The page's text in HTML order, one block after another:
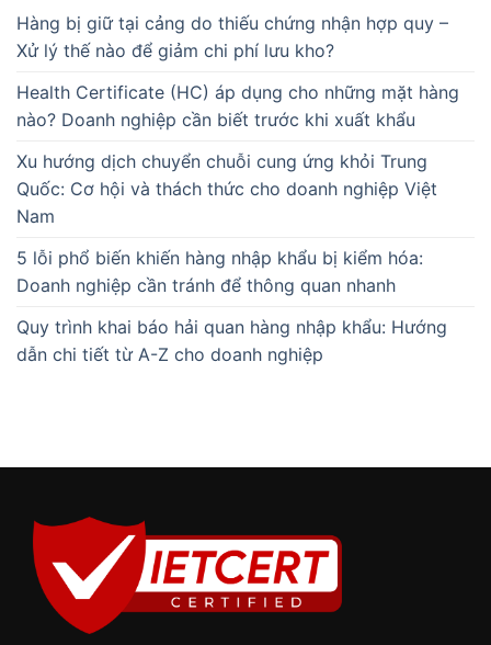
Hàng bị giữ tại cảng do thiếu chứng nhận hợp quy –
Xử lý thế nào để giảm chi phí lưu kho?
Health Certificate (HC) áp dụng cho những mặt hàng
nào? Doanh nghiệp cần biết trước khi xuất khẩu
Xu hướng dịch chuyển chuỗi cung ứng khỏi Trung
Quốc: Cơ hội và thách thức cho doanh nghiệp Việt
Nam
5 lỗi phổ biến khiến hàng nhập khẩu bị kiểm hóa:
Doanh nghiệp cần tránh để thông quan nhanh
Quy trình khai báo hải quan hàng nhập khẩu: Hướng
dẫn chi tiết từ A-Z cho doanh nghiệp